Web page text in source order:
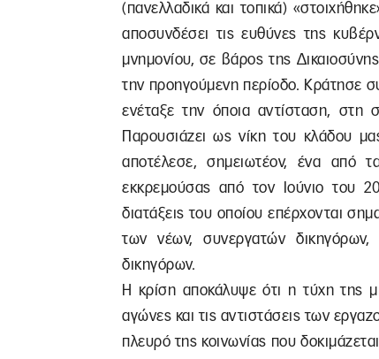
(πανελλαδικά και τοπικά)
αποσυνδέσει τις ευθύνες της
μνημονίου, σε βάρος της
την προηγούμενη περίοδο. Κράτησε
ενέταξε την όποια αντίσταση, στη
Παρουσιάζει ως νίκη του κλάδου
αποτέλεσε, σημειωτέον, ένα από
εκκρεμούσας από τον Ιούνιο του
διατάξεις του οποίου επέρχονται
των νέων, συνεργατών δικηγόρων,
δικηγόρων.
Η κρίση αποκάλυψε ότι η τύχη της
αγώνες και τις αντιστάσεις των
πλευρό της κοινωνίας που